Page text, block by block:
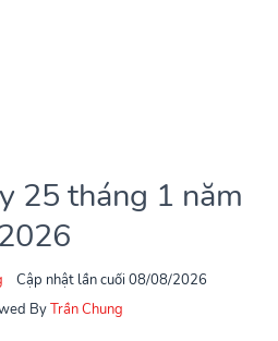
25 tháng 1 năm
2026
Cập nhật lần cuối 08/08/2026
ByTrần Chung